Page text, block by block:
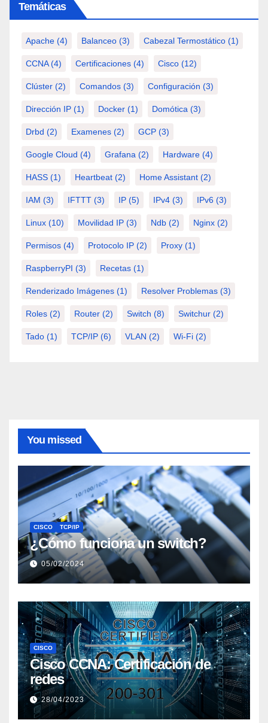
Temáticas
Apache (4) Balanceo (3) Cabezal Termostático (1)
CCNA(4) Certificaciones (4) Cisco (12)
Clúster (2) Comandos (3) Configuración (3)
Dirección IP (1) Docker (1) Domótica (3)
Drbd (2) Examenes (2) GCP (3)
Google Cloud (4) Grafana (2) Hardware (4)
HASS (1) Heartbeat (2) Home Assistant (2)
IAM (3) IFTTT (3) IP (5) IPv4 (3) IPv6 (3)
Linux (10) Movilidad IP (3) Ndb (2) Nginx (2)
Permisos (4) Protocolo IP (2) Proxy (1)
RaspberryPI (3) Recetas (1)
Renderizado Imágenes (1) Resolver Problemas (3)
Roles (2) Router (2) Switch (8) Switchur (2)
Tado (1) TCP/IP (6) VLAN (2) Wi-Fi (2)
You missed
CISCO TCP/IP
¿Cómo funciona un switch?
05/02/2024
CISCO
Cisco CCNA: Certificación de
redes
28/04/2023